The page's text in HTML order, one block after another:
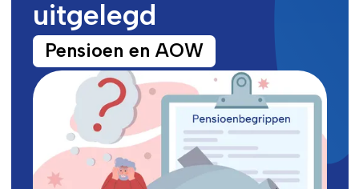
uitgelegd
Pensioen en AOW